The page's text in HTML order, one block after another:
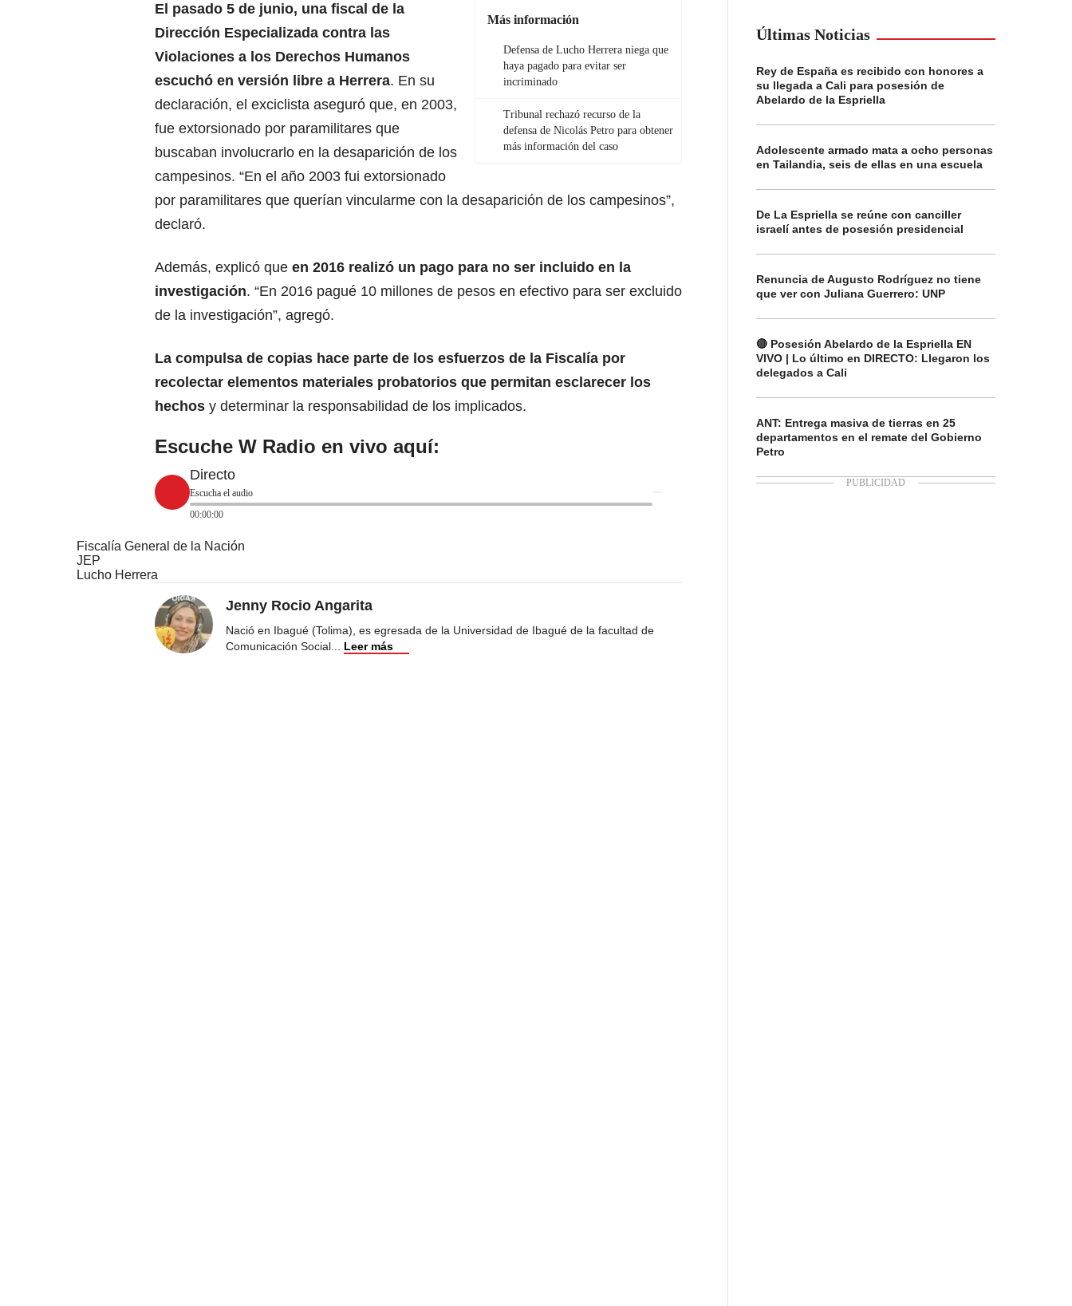
Más información
Defensa de Lucho Herrera niega que
haya pagado para evitar ser
incriminado
Tribunal rechazó recurso de la
defensa de Nicolás Petro para obtener
más información del caso
El pasado 5 de junio, una fiscal de la
Dirección Especializada contra las
Violaciones a los Derechos Humanos
escuchó en versión libre a Herrera. En su
declaración, el exciclista aseguró que, en 2003,
fue extorsionado por paramilitares que
buscaban involucrarlo en la desaparición de los
campesinos. “En el año 2003 fui extorsionado
por paramilitares que querían vincularme con la desaparición de los campesinos”,
declaró.
Además, explicó que en 2016 realizó un pago para no ser incluido en la
investigación. “En 2016 pagué 10 millones de pesos en efectivo para ser excluido
de la investigación”, agregó.
La compulsa de copias hace parte de los esfuerzos de la Fiscalía por
recolectar elementos materiales probatorios que permitan esclarecer los
hechos y determinar la responsabilidad de los implicados.
Escuche W Radio en vivo aquí:
Directo
Escucha el audio
00:00:00
Fiscalía General de la Nación
JEP
Lucho Herrera
Jenny Rocio Angarita
Nació en Ibagué (Tolima), es egresada de la Universidad de Ibagué de la facultad de
Comunicación Social... Leer más
Últimas Noticias
Rey de España es recibido con honores a
su llegada a Cali para posesión de
Abelardo de la Espriella
Adolescente armado mata a ocho personas
en Tailandia, seis de ellas en una escuela
De La Espriella se reúne con canciller
israelí antes de posesión presidencial
Renuncia de Augusto Rodríguez no tiene
que ver con Juliana Guerrero: UNP
🔴 Posesión Abelardo de la Espriella EN
VIVO | Lo último en DIRECTO: Llegaron los
delegados a Cali
ANT: Entrega masiva de tierras en 25
departamentos en el remate del Gobierno
Petro